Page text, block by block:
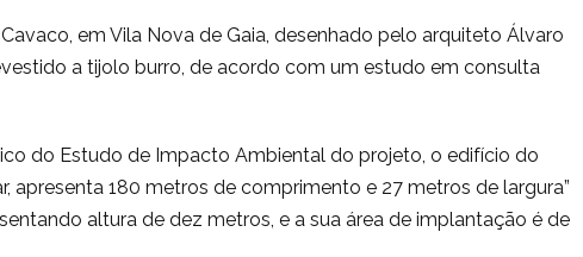
em Vila Nova de Gaia, desenhado pelo arquiteto Álvaro
a tijolo burro, de acordo com um estudo em consulta
do Estudo de Impacto Ambiental do projeto, o edifício do
apresenta 180 metros de comprimento e 27 metros de largura”
altura de dez metros, e a sua área de implantação é de